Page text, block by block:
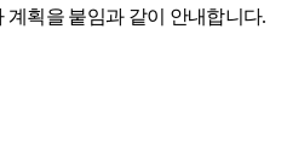
계획을 붙임과 같이 안내합니다.